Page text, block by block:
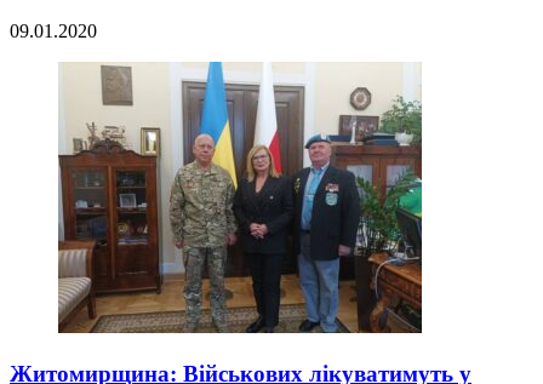
09.01.2020
Житомирщина: Військових лікуватимуть у